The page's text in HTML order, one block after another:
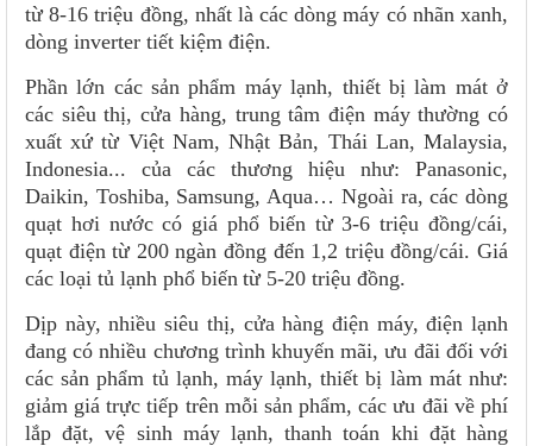
từ 8-16 triệu đồng, nhất là các dòng máy có nhãn xanh,
dòng inverter tiết kiệm điện.
Phần lớn các sản phẩm máy lạnh, thiết bị làm mát ở
các siêu thị, cửa hàng, trung tâm điện máy thường có
xuất xứ từ Việt Nam, Nhật Bản, Thái Lan, Malaysia,
Indonesia... của các thương hiệu như: Panasonic,
Daikin, Toshiba, Samsung, Aqua… Ngoài ra, các dòng
quạt hơi nước có giá phổ biến từ 3-6 triệu đồng/cái,
quạt điện từ 200 ngàn đồng đến 1,2 triệu đồng/cái. Giá
các loại tủ lạnh phổ biến từ 5-20 triệu đồng.
Dịp này, nhiều siêu thị, cửa hàng điện máy, điện lạnh
đang có nhiều chương trình khuyến mãi, ưu đãi đối với
các sản phẩm tủ lạnh, máy lạnh, thiết bị làm mát như:
giảm giá trực tiếp trên mỗi sản phẩm, các ưu đãi về phí
lắp đặt, vệ sinh máy lạnh, thanh toán khi đặt hàng